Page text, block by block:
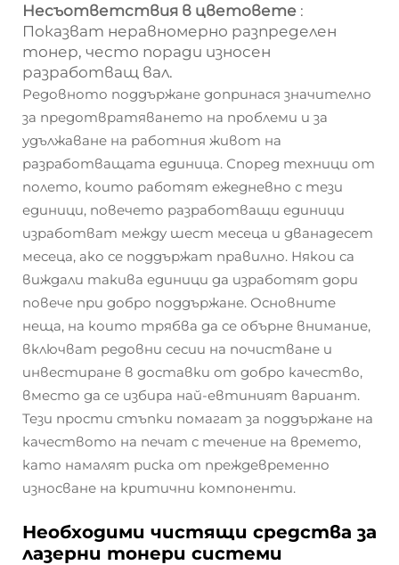
Несъответствия в цветовете :
Показват неравномерно разпределен
тонер, често поради износен
разработващ вал.
Редовното поддържане допринася значително
за предотвратяването на проблеми и за
удължаване на работния живот на
разработващата единица. Според техници от
полето, които работят ежедневно с тези
единици, повечето разработващи единици
изработват между шест месеца и дванадесет
месеца, ако се поддържат правилно. Някои са
виждали такива единици да изработят дори
повече при добро поддържане. Основните
неща, на които трябва да се обърне внимание,
включват редовни сесии на почистване и
инвестиране в доставки от добро качество,
вместо да се избира най-евтиният вариант.
Тези прости стъпки помагат за поддържане на
качеството на печат с течение на времето,
като намалят риска от преждевременно
износване на критични компоненти.
Необходими чистящи средства за
лазерни тонери системи